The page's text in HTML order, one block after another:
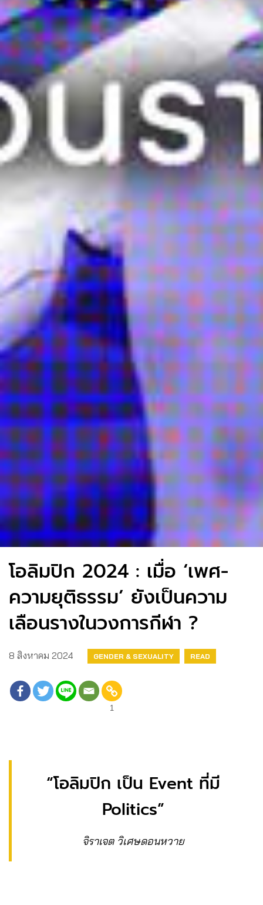
โอลิมปิก 2024 : เมื่อ ‘เพศ-
ความยุติธรรม’ ยังเป็นความ
เลือนรางในวงการกีฬา ?
8 สิงหาคม 2024 GENDER & SEXUALITY READ
1
“โอลิมปิก เป็น Event ที่มี
Politics”
จิราเจต วิเศษดอนหวาย